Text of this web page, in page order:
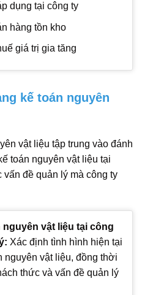
dụng tại công ty
hàng tồn kho
giá trị gia tăng
kế toán nguyên
vật liệu tập trung vào đánh
toán nguyên vật liệu tại
đề quản lý mà công ty
vật liệu tại công
Xác định tình hình hiện tại
nguyên vật liệu, đồng thời
thức và vấn đề quản lý